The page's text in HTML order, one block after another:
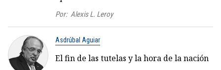
Por: Alexis L. Leroy
Asdrúbal Aguiar
El fin de las tutelas y la hora de la nación